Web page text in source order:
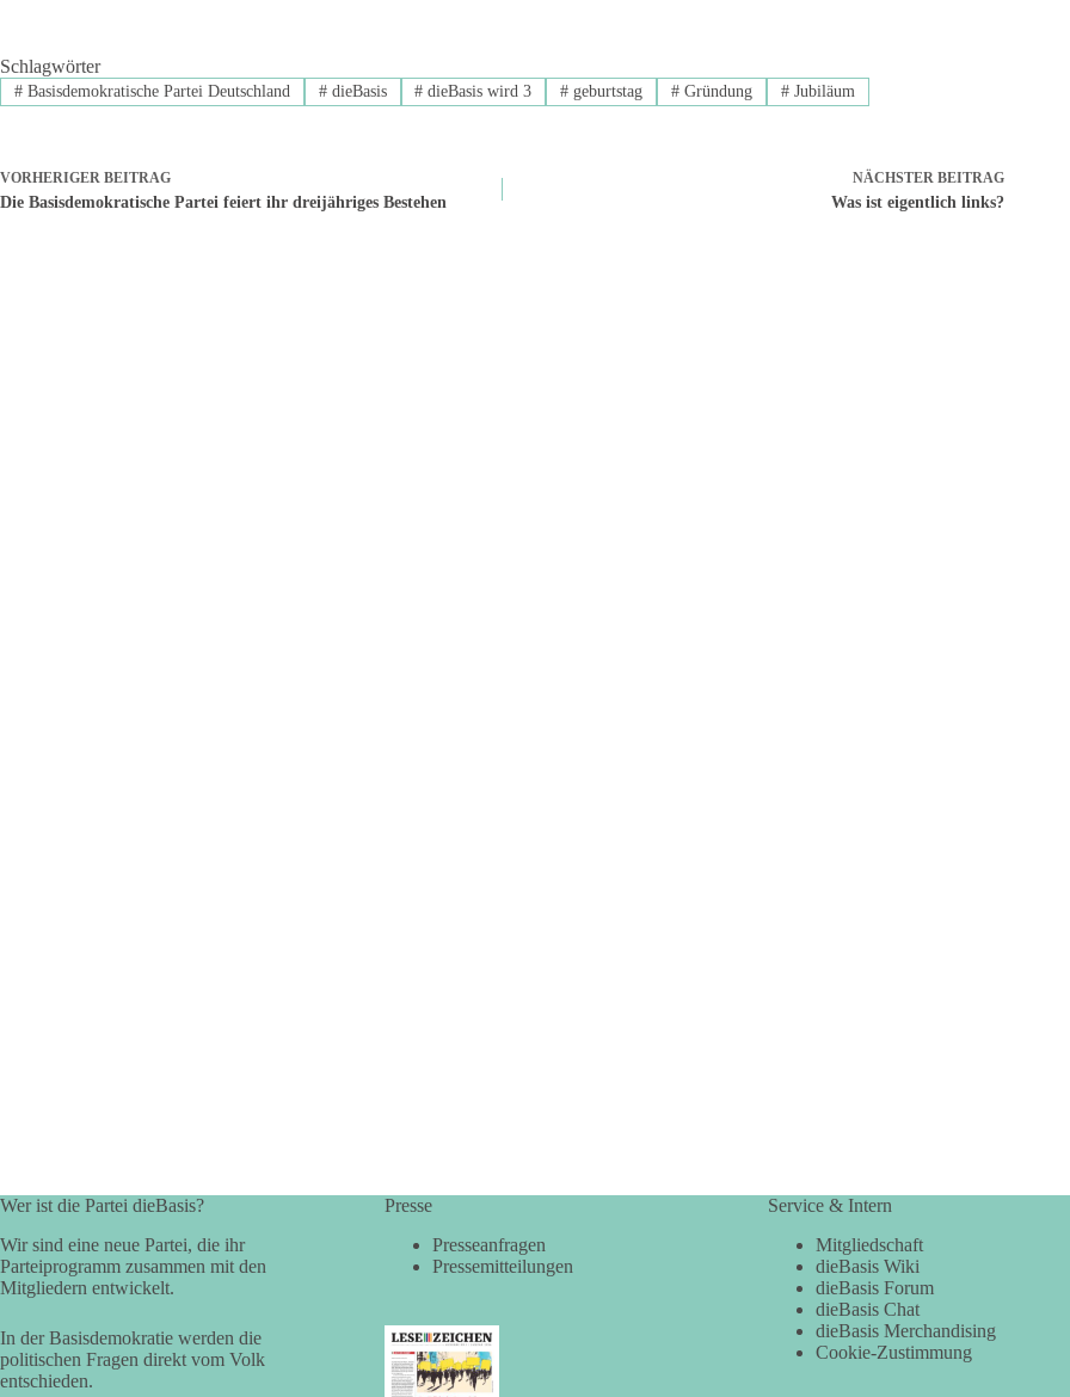
Schlagwörter
#Basisdemokratische Partei Deutschland #dieBasis # dieBasis wird 3 # geburtstag # Gründung #Jubiläum
VORHERIGER BEITRAG
Die Basisdemokratische Partei feiert ihr dreijähriges Bestehen
NÄCHSTER BEITRAG
Was ist eigentlich links?
Wer ist die Partei dieBasis?
Wir sind eine neue Partei, die ihr
Parteiprogramm zusammen mit den
Mitgliedern entwickelt.
In der Basisdemokratie werden die
politischen Fragen direkt vom Volk
entschieden.
Presse
Presseanfragen
Pressemitteilungen
Service & Intern
Mitgliedschaft
dieBasis Wiki
dieBasis Forum
dieBasis Chat
dieBasis Merchandising
Cookie-Zustimmung